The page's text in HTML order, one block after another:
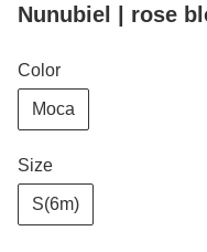
Nunubiel | rose
Color
Moca
Size
S(6m)